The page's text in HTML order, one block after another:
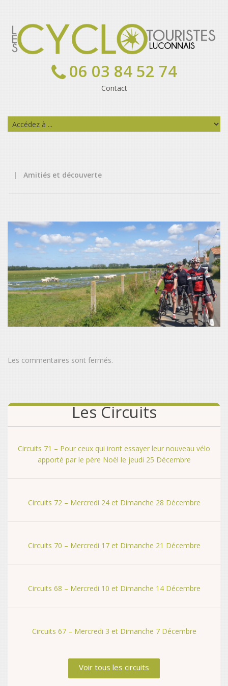
06 03 84 52 74
Contact
| Amitiés et découverte
Les commentaires sont fermés.
Les Circuits
Circuits 71 – Pour ceux qui iront essayer leur nouveau vélo
apporté par le père Noël le jeudi 25 Décembre
Circuits 72 – Mercredi 24 et Dimanche 28 Décembre
Circuits 70 – Mercredi 17 et Dimanche 21 Décembre
Circuits 68 – Mercredi 10 et Dimanche 14 Décembre
Circuits 67 – Mercredi 3 et Dimanche 7 Décembre
Voir tous les circuits